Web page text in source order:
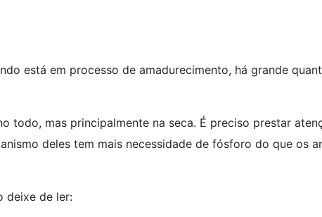
está em processo de amadurecimento, há grande
todo, mas principalmente na seca. É preciso prestar
deles tem mais necessidade de fósforo do que os
deixe de ler: